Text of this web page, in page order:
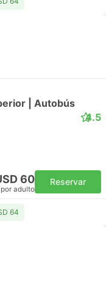
| Autobús
4.5
60
por adulto
Reservar
64